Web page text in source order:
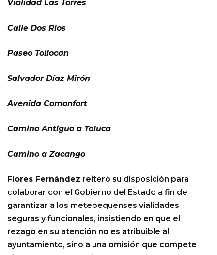
Vialidad Las Torres
Calle Dos Ríos
Paseo Tollocan
Salvador Díaz Mirón
Avenida Comonfort
Camino Antiguo a Toluca
Camino a Zacango
Flores Fernández reiteró su disposición para
colaborar con el Gobierno del Estado a fin de
garantizar a los metepequenses vialidades
seguras y funcionales, insistiendo en que el
rezago en su atención no es atribuible al
ayuntamiento, sino a una omisión que compete